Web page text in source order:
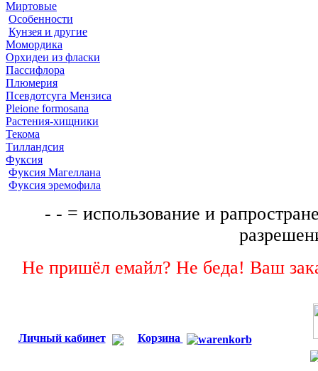
Миртовые
Особенности
Кунзея и другие
Момордика
Орхидеи из фласки
Пассифлора
Плюмерия
Псевдотсуга Мензиса
Pleione formosana
Растения-хищники
Текома
Тилландсия
Фуксия
Фуксия Магеллана
Фуксия эремофила
- - = использование и
Не пришёл емайл? Не беда! Ваш
Личный кабинет Корзина